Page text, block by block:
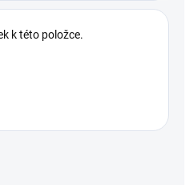
k této položce.